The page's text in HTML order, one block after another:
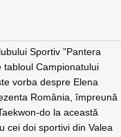
Sportiv ”Pantera
tabloul Campionatului
vorba despre Elena
România, împreună
do la această
cei doi sportivi din Valea